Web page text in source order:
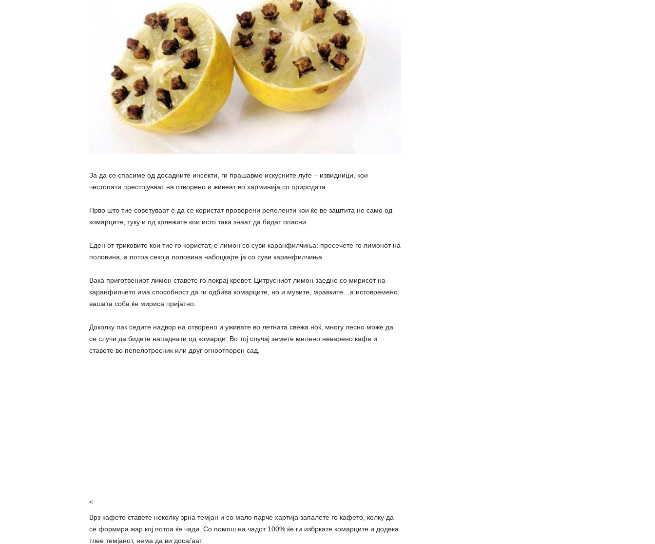
За да се спасиме од досадните инсекти, ги прашавме искусните луѓе – извидници, кои
честопати престојуваат на отворено и живеат во харминија со природата.
Прво што тие советуваат е да се користат проверени репеленти кои ќе ве заштита не само од
комарците, туку и од крлежите кои исто така знаат да бидат опасни.
Еден от триковите кои тие го користат, е лимон со суви каранфилчиња: пресечете го лимонот на
половина, а потоа секоја половина набоцкајте ја со суви каранфилчиња.
Вака приготвениот лимон ставете го покрај кревет. Цитрусниот лимон заедно со мирисот на
каранфилчето има способност да ги одбива комарците, но и мувите, мравките…а истовремено,
вашата соба ќе мириса пријатно.
Доколку пак седите надвор на отворено и уживате во летната свежа ноќ, многу лесно може да
се случи да бидете нападнати од комарци. Во тој случај земете мелено неварено кафе и
ставете во пепелотресник или друг огноотпорен сад.
<
Врз кафето ставете неколку зрна темјан и со мало парче хартија запалете го кафето, колку да
се формира жар кој потоа ќе чади. Со помош на чадот 100% ќе ги избркате комарците и додека
тлее темјанот, нема да ви досаѓаат.